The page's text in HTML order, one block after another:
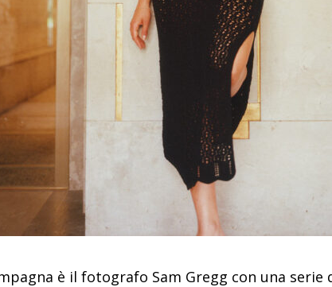
è il fotografo Sam Gregg con una serie